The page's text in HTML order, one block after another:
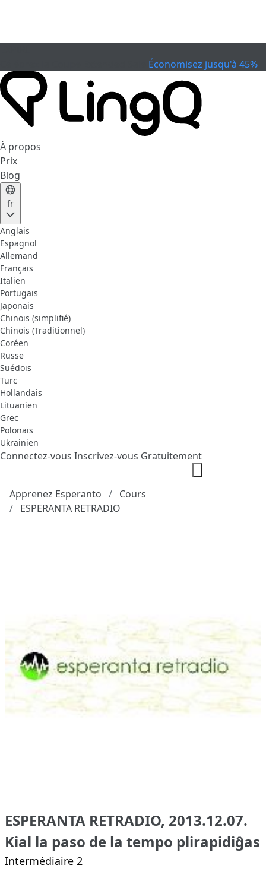
Économisez jusqu'à 45%
À propos
Prix
Blog
fr
Anglais
Espagnol
Allemand
Français
Italien
Portugais
Japonais
Chinois (simplifié)
Chinois (Traditionnel)
Coréen
Russe
Suédois
Turc
Hollandais
Lituanien
Grec
Polonais
Ukrainien
Connectez-vous Inscrivez-vous Gratuitement
Apprenez Esperanto
Cours
ESPERANTA RETRADIO
ESPERANTA RETRADIO, 2013.12.07.
Kial la paso de la tempo plirapidiĝas
Intermédiaire 2